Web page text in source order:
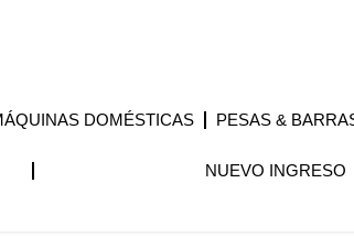
DOMÉSTICAS PESAS &
NUEVO INGRESO